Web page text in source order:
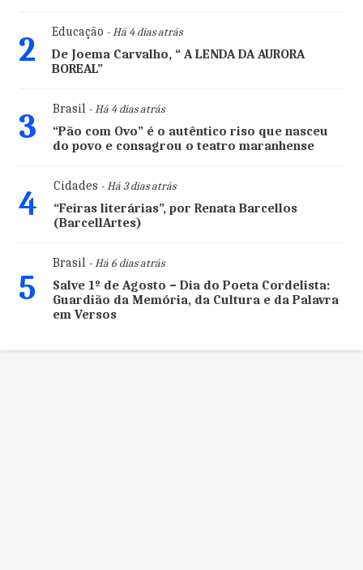
2 Educação - Há 4 dias atrás
De Joema Carvalho, “ A LENDA DA AURORA
BOREAL”
3 Brasil- Há 4 dias atrás
“Pão com Ovo” é o autêntico riso que nasceu
do povo e consagrou o teatro maranhense
4 Cidades - Há 3 dias atrás
“Feiras literárias”, por Renata Barcellos
(BarcellArtes)
5
Brasil- Há 6 dias atrás
Salve 1º de Agosto – Dia do Poeta Cordelista:
Guardião da Memória, da Cultura e da Palavra
em Versos